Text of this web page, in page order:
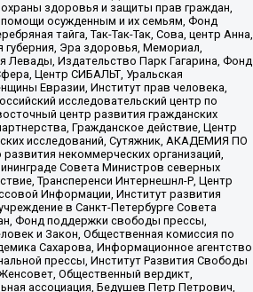
здоровья и защиты прав граждан,
осужденным и их семьям, Фонд
тайга, Так-Так-Так, Сова, центр Анна,
губерния, Эра здоровья, Мемориал,
Левады, Издательство Парк Гагарина, Фонд
Центр СИБАЛЬТ, Уральская
Евразии, Институт прав человека,
исследовательский центр по
центр развития гражданских
Гражданское действие, Центр
исследований, Сутяжник, АКАДЕМИЯ ПО
некоммерческих организаций,
Совета Министров северных
Трансперенси Интернешнл-Р, Центр
Информации, Институт развития
в Санкт-Петербурге Совета
Фонд поддержки свободы прессы,
и Закон, Общественная комиссия по
Сахарова, Информационное агентство
прессы, Институт Развития Свободы
Общественный вердикт,
ассоциация, Бедушев Петр Петрович,